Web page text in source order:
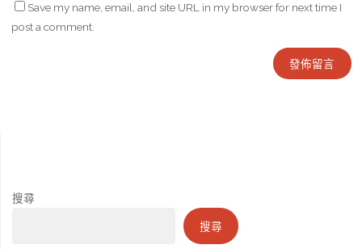
Save my name, email, and site URL in my browser for next time I
post a comment.
搜尋
搜尋